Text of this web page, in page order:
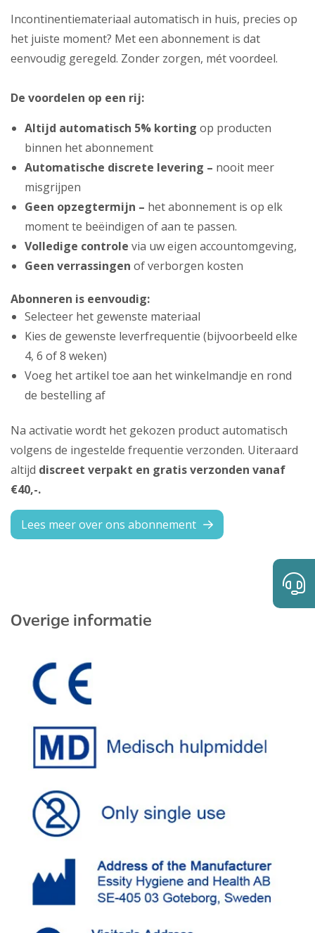
Incontinentiemateriaal automatisch in huis, precies op
het juiste moment? Met een abonnement is dat
eenvoudig geregeld. Zonder zorgen, mét voordeel.
De voordelen op een rij:
Altijd automatisch 5% korting op producten
binnen het abonnement
Automatische discrete levering – nooit meer
misgrijpen
Geen opzegtermijn – het abonnement is op elk
moment te beëindigen of aan te passen.
Volledige controle via uw eigen accountomgeving,
Geen verrassingen of verborgen kosten
Abonneren is eenvoudig:
Selecteer het gewenste materiaal
Kies de gewenste leverfrequentie (bijvoorbeeld elke
4, 6 of 8 weken)
Voeg het artikel toe aan het winkelmandje en rond
de bestelling af
Na activatie wordt het gekozen product automatisch
volgens de ingestelde frequentie verzonden. Uiteraard
altijd discreet verpakt en gratis verzonden vanaf
€40,-.
Lees meer over ons abonnement
Overige informatie